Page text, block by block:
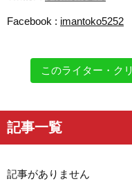
Facebook : imantoko5252
このライター・ク
記事一覧
記事がありません